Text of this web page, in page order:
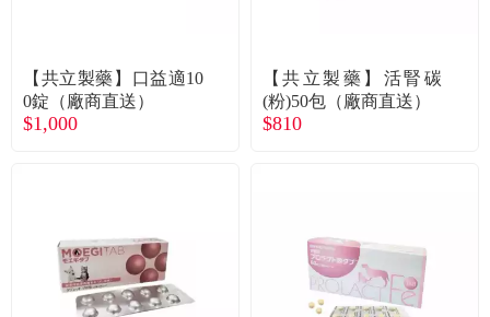
名人嚴選
合作提案
【共立製藥】口益適10
0錠（廠商直送）
$1,000
【共立製藥】活腎碳
(粉)50包（廠商直送）
$810